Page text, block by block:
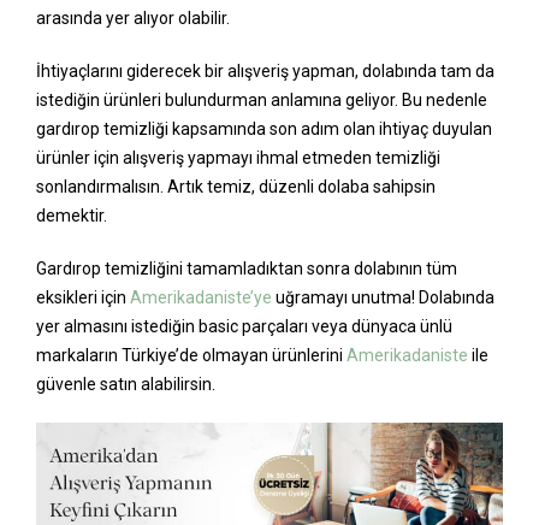
arasında yer alıyor olabilir.
İhtiyaçlarını giderecek bir alışveriş yapman, dolabında tam da
istediğin ürünleri bulundurman anlamına geliyor. Bu nedenle
gardırop temizliği kapsamında son adım olan ihtiyaç duyulan
ürünler için alışveriş yapmayı ihmal etmeden temizliği
sonlandırmalısın. Artık temiz, düzenli dolaba sahipsin
demektir.
Gardırop temizliğini tamamladıktan sonra dolabının tüm
eksikleri için Amerikadaniste’ye uğramayı unutma! Dolabında
yer almasını istediğin basic parçaları veya dünyaca ünlü
markaların Türkiye’de olmayan ürünlerini Amerikadaniste ile
güvenle satın alabilirsin.